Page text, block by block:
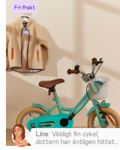
Fri frakt
Lina: Väldigt fin cykel,
dottern har äntligen hittat